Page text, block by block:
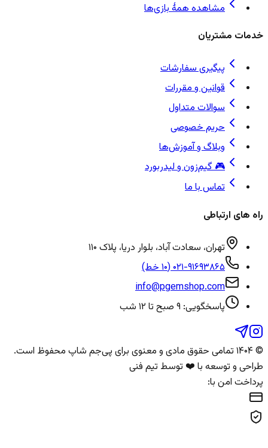
مشاهده همهٔ بازی‌ها
خدمات مشتریان
پیگیری سفارشات
قوانین و مقررات
سوالات متداول
حریم خصوصی
وبلاگ و آموزش‌ها
🎮 گیم‌زون و لیدربورد
تماس با ما
راه های ارتباطی
تهران، سعادت آباد، بلوار دریا، پلاک ۱۱۰
۰۲۱-۹۱۶۹۳۸۶۵ (۱۰ خط)
info@pgemshop.com
پاسخگویی: ۹ صبح تا ۱۲ شب
© ۱۴۰۴ تمامی حقوق مادی و معنوی برای پی‌جم شاپ محفوظ است.
طراحی و توسعه با ❤️ توسط تیم فنی
پرداخت امن با: